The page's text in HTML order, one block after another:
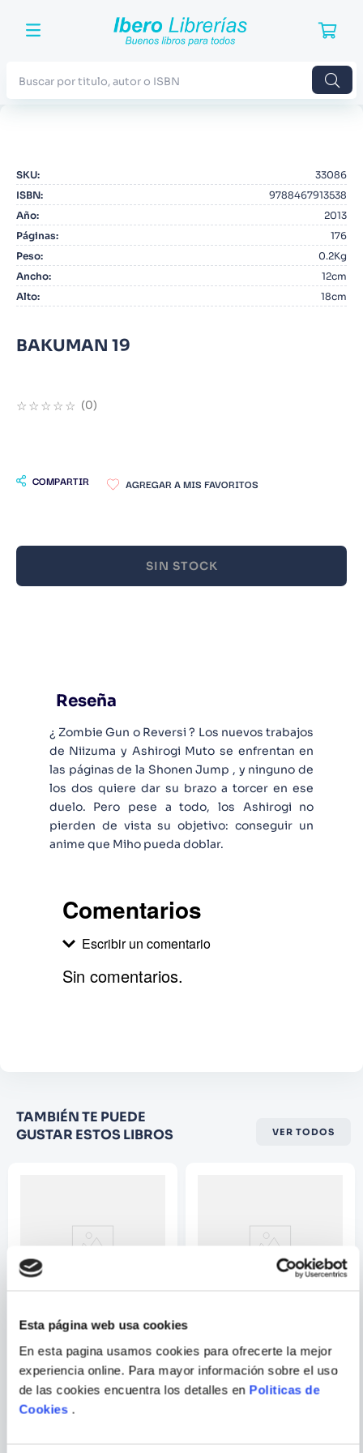
Esta página web usa cookies
En esta pagina usamos cookies para ofrecerte la mejor
experiencia online. Para mayor información sobre el uso
de las cookies encuentra los detalles en Politicas de
Cookies.
SKU:
33086
ISBN:
9788467913538
Año:
2013
Páginas:
176
Peso:
0.2Kg
Ancho:
12cm
Alto: 18cm
BAKUMAN 19
☆☆☆☆☆ (0)
COMPARTIR
SIN STOCK
Reseña
¿ Zombie Gun o Reversi ? Los nuevos trabajos
de Niizuma y Ashirogi Muto se enfrentan en
las páginas de la Shonen Jump , y ninguno de
los dos quiere dar su brazo a torcer en ese
duelo. Pero pese a todo, los Ashirogi no
pierden de vista su objetivo: conseguir un
anime que Miho pueda doblar.
Comentarios
Escribir un comentario
Califique el producto de 1 a 5
estrellas
Correo electrónico
Sin comentarios.
TAMBIÉN TE PUEDE
GUSTAR ESTOS LIBROS
VER TODOS
NURA EL SEÑOR DE LOS
YOKAI 06
NEOGENESIS EVANGELION
THE IRON MAIDEN 2ND 4
2. Blue Lock
3.
4. Odisea
5. Manga
6.
8. Noches Blancas
10. Infantil